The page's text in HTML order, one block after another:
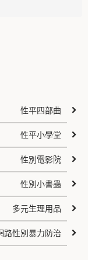
性平四部曲
性平小學堂
性別電影院
性別小書蟲
多元生理用品
路性別暴力防治